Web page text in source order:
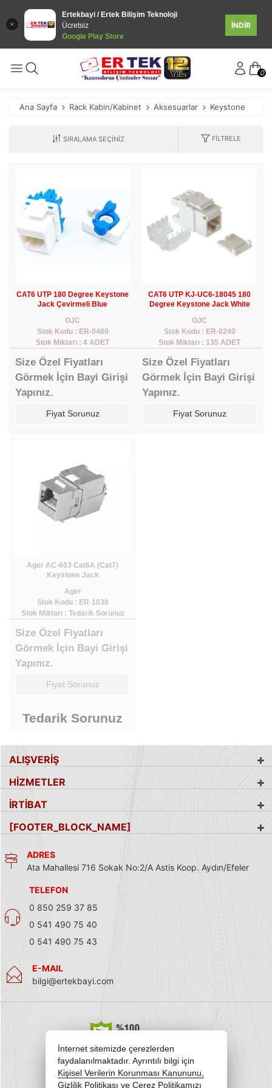
Ertekbayi / Ertek Bilişim Teknoloji
Ücretsiz
Google Play Store
İNDİR
0
Ana Sayfa Rack Kabin/Kabinet Aksesuarlar Keystone
FILTRELE
CAT6 UTP 180 Degree Keystone
Jack Çevirmeli Blue
OJC
Stok Kodu : ER-0480
Stok Miktarı : 4 ADET
Size Özel Fiyatları
Görmek İçin Bayi Girişi
Yapınız.
Fiyat Sorunuz
CAT6 UTP KJ-UC6-18045 180
Degree Keystone Jack White
OJC
Stok Kodu : ER-0240
Stok Miktarı : 135 ADET
Size Özel Fiyatları
Görmek İçin Bayi Girişi
Yapınız.
Fiyat Sorunuz
Ager AC-603 Cat6A (Cat7)
Keystone Jack
Ager
Stok Kodu : ER-1030
Stok Miktarı : Tedarik Sorunuz
Size Özel Fiyatları
Görmek İçin Bayi Girişi
Yapınız.
Fiyat Sorunuz
Tedarik Sorunuz
ALIŞVERİŞ
HİZMETLER
İRTİBAT
[FOOTER_BLOCK_NAME]
ADRES
Ata Mahallesi 716 Sokak No:2/A Astis Koop. Aydın/Efeler
TELEFON
0 850 259 37 85
0 541 490 75 40
0 541 490 75 43
E-MAIL
bilgi@ertekbayi.com
İnternet sitemizde çerezlerden
faydalanılmaktadır. Ayrıntılı bilgi için
Kişisel Verilerin Korunması Kanununu,
Gizlilik Politikası ve Çerez Politikamızı